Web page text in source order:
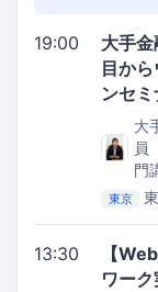
19:00
大手金
目か
ンセミ
大
員
門
東京
13:30
【
ワー